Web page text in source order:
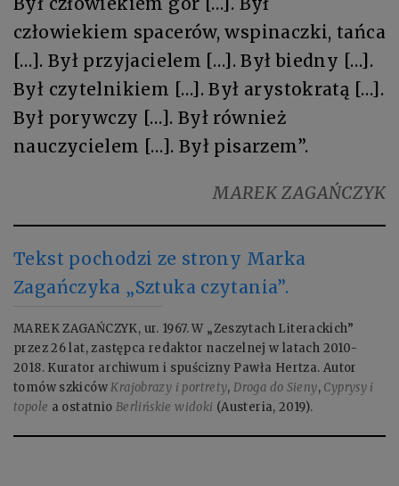
człowiekiem spacerów, wspinaczki, tańca
[…]. Był przyjacielem […]. Był biedny […].
Był czytelnikiem […]. Był arystokratą […].
Był porywczy […]. Był również
nauczycielem […]. Był pisarzem”.
MAREK ZAGAŃCZYK
Tekst pochodzi ze strony Marka
Zagańczyka „Sztuka czytania”.
MAREK ZAGAŃCZYK, ur. 1967. W „Zeszytach Literackich”
przez 26 lat, zastępca redaktor naczelnej w latach 2010-
2018. Kurator archiwum i spuścizny Pawła Hertza. Autor
tomów szkicówKrajobrazy i portrety,Droga do Sieny, Cyprysy i
topole a ostatnio Berlińskie widoki (Austeria, 2019).